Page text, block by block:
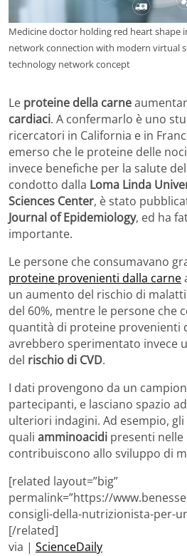
Medicine doctor holding red heart shape
network connection with modern virtual
technology network concept
Le proteine della carne
cardiaci. A confermarlo è uno
ricercatori in California e in
emerso che le proteine delle
invece benefiche per la salute
condotto dalla Loma Linda
Sciences Center, è stato
Journal of Epidemiology, ed ha
importante.
Le persone che consumavano
proteine provenienti dalla carne
un aumento del rischio di
del 60%, mentre le persone che
quantità di proteine provenienti
avrebbero sperimentato invece
del rischio di CVD.
I dati provengono da un
partecipanti, e lasciano spazio
ulteriori indagini. Ad esempio,
quali amminoacidi presenti
contribuiscono allo sviluppo di
[related layout=”big”
permalink=”https://
consigli-della-nutrizionista-per-
[/related]
via | ScienceDaily